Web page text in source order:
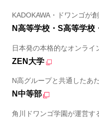
KADOKAWA・ドワンゴが
N高等学校・S高等学校
日本発の本格的なオンライ
ZEN大学
N高グループと共通したあ
N中等部
角川ドワンゴ学園が運営す